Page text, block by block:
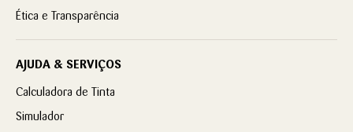
Ética e Transparência
AJUDA & SERVIÇOS
Calculadora de Tinta
Simulador